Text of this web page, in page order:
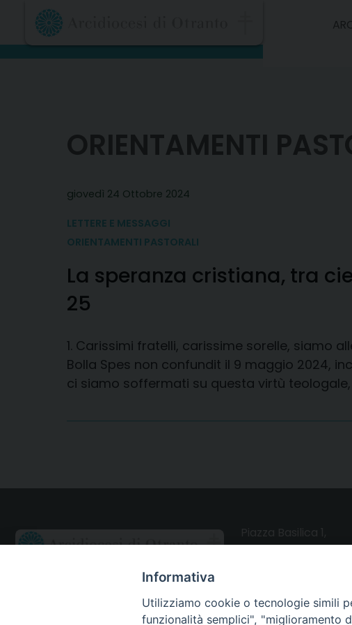
content
ORIENTAMENTI
giovedì 24 Ottobre 2024
LETTERE E MESSAGGI
ORIENTAMENTI PASTORALI
La speranza cristiana, tra
25
1. Carissimi fratelli, carissime sorelle, siamo
Bolla Spes non confundit il 9 maggio 2024,
ci siamo soffermati su questa virtù
CONTATTI
Informativa
Utilizziamo cookie o tecnologie simili
funzionalità semplici", "miglioramento